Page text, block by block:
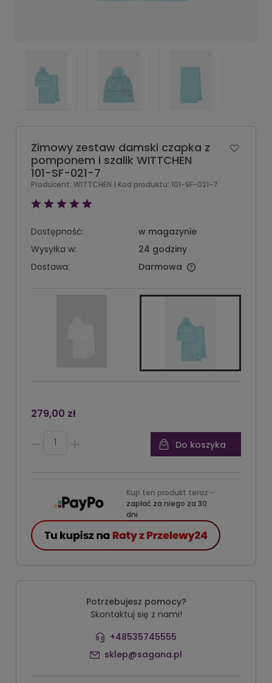
Zimowy zestaw damski czapka z
pomponem i szalik WITTCHEN
101-SF-021-7
Producent: WITTCHEN | Kod produktu: 101-SF-021-7
Dostępność:
w magazynie
Wysyłka w:
24 godziny
Dostawa:
Darmowa
279,00 zł
Do koszyka
Kup ten produkt teraz -
zapłać za niego za 30
dni
Potrzebujesz pomocy?
Skontaktuj się z nami!
+48535745555
sklep@sagana.pl